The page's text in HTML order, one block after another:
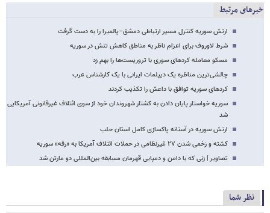
خبرهای مرتبط
ارتش سوریه کنترل مسیر ارتباطی دمشق–پالمیرا را به دست گرفت
شرط لاوروف برای اعزام ناظر به مناطق کاهش تنش در سوریه
مسکو معامله کردهای سوری با تروریست‌ها را بهم زد
چالشی‌ترین مناظره یک دیپلمات ایرانی با یک کارشناس عرب
کردهای سوریه توافق با داعش را تکذیب کردند
سوریه خواستار پایان دادن به کشتار شهروندان خود از سوی ائتلاف غیرقانونی آمریکایی
شد
ارتش سوریه در آستانه پاکسازی کامل استان حلب
کشته و زخمی شدن ۲۷ غیرنظامی در حملات ائتلاف آمریکا به «رقه» سوریه
تصاویر | زنی که با دامن و دمپایی قهرمان مسابقه بین‌المللی دو مارتن شد
نظر شما